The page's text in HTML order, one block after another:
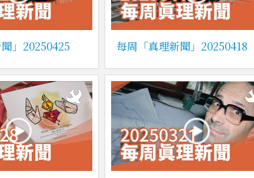
」20250425 每周「真理新聞」20250418